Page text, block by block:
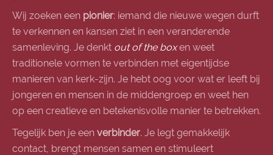
Wij zoeken een pionier: iemand die nieuwe wegen durft
te verkennen en kansen ziet in een veranderende
samenleving. Je denkt out of the boxen weet
traditionele vormen te verbinden met eigentijdse
manieren van kerk-zijn. Je hebt oog voor wat er leeft bij
jongeren en mensen in de middengroep en weet hen
op een creatieve en betekenisvolle manier te betrekken.
Tegelijk ben je een verbinder. Je legt gemakkelijk
contact, brengt mensen samen en stimuleert